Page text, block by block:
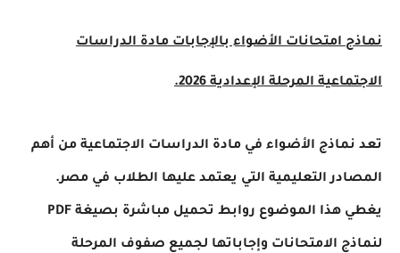
نماذج امتحانات الأضواء بالإجابات مادة الدراسات
الاجتماعية المرحلة الإعدادية 2026.
تعد نماذج الأضواء في مادة الدراسات الاجتماعية من أهم
المصادر التعليمية التي يعتمد عليها الطلاب في مصر.
يغطي هذا الموضوع روابط تحميل مباشرة بصيغة PDF
لنماذج الامتحانات وإجاباتها لجميع صفوف المرحلة